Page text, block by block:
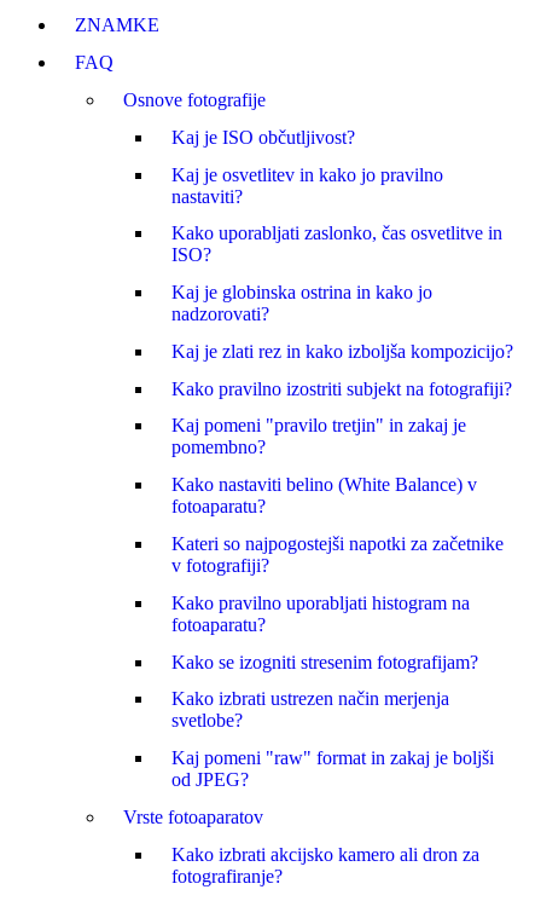
ZNAMKE
FAQ
Osnove fotografije
Kaj je ISO občutljivost?
Kaj je osvetlitev in kako jo pravilno
nastaviti?
Kako uporabljati zaslonko, čas osvetlitve in
ISO?
Kaj je globinska ostrina in kako jo
nadzorovati?
Kaj je zlati rez in kako izboljša kompozicijo?
Kako pravilno izostriti subjekt na fotografiji?
Kaj pomeni "pravilo tretjin" in zakaj je
pomembno?
Kako nastaviti belino (White Balance) v
fotoaparatu?
Kateri so najpogostejši napotki za začetnike
v fotografiji?
Kako pravilno uporabljati histogram na
fotoaparatu?
Kako se izogniti stresenim fotografijam?
Kako izbrati ustrezen način merjenja
svetlobe?
Kaj pomeni "raw" format in zakaj je boljši
od JPEG?
Vrste fotoaparatov
Kako izbrati akcijsko kamero ali dron za
fotografiranje?